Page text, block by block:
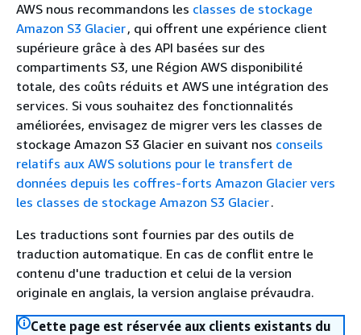
AWS nous recommandons les classes de stockage
Amazon S3 Glacier, qui offrent une expérience client
supérieure grâce à des API basées sur des
compartiments S3, une Région AWS disponibilité
totale, des coûts réduits et AWS une intégration des
services. Si vous souhaitez des fonctionnalités
améliorées, envisagez de migrer vers les classes de
stockage Amazon S3 Glacier en suivant nos conseils
relatifs aux AWS solutions pour le transfert de
données depuis les coffres-forts Amazon Glacier vers
les classes de stockage Amazon S3 Glacier.
Les traductions sont fournies par des outils de
traduction automatique. En cas de conflit entre le
contenu d'une traduction et celui de la version
originale en anglais, la version anglaise prévaudra.
Cette page est réservée aux clients existants du